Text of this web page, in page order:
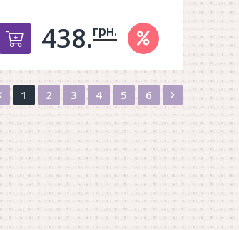
Добавить в корзину
438.грн.
Назад
1 2 3 4 5 6 Вперед